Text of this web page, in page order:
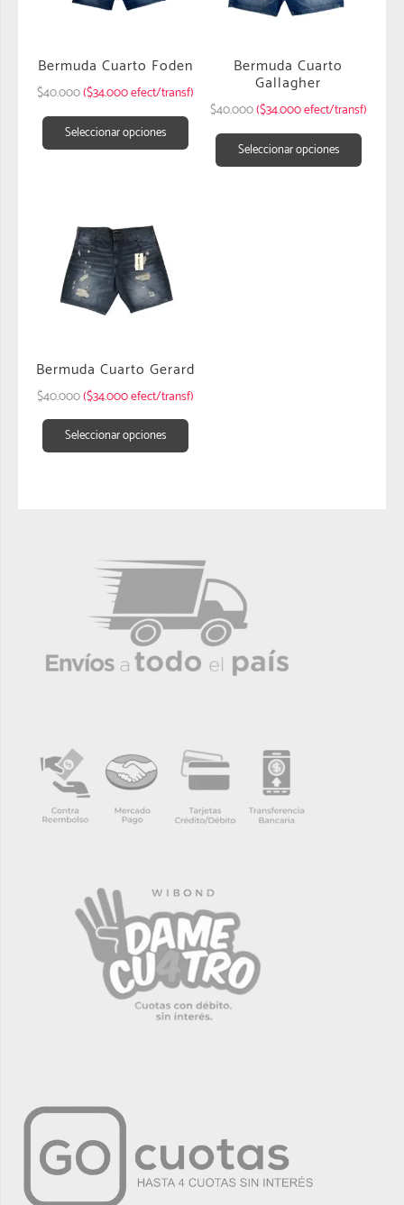
Bermuda Cuarto Foden
$40.000($34.000 efect/transf)
Seleccionar opciones
Bermuda Cuarto
Gallagher
$40.000($34.000 efect/transf)
Seleccionar opciones
Bermuda Cuarto Gerard
$40.000($34.000 efect/transf)
Seleccionar opciones